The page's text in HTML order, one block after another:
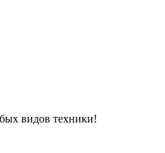
видов техники!